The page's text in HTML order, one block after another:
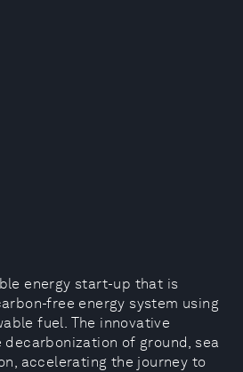
energy start-up that is
free energy system using
fuel. The innovative
decarbonization of ground, sea
accelerating the journey to